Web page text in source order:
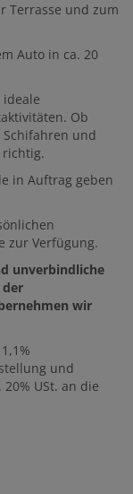
Terrasse und zum
Auto in ca. 20
Ob
und
richtig.
in Auftrag geben
zur Verfügung.
unverbindliche
der
wir
und
USt. an die